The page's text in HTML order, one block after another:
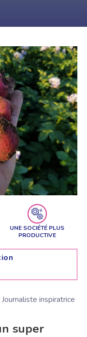
UNE SOCIÉTÉ PLUS
PRODUCTIVE
Journaliste inspiratrice
super